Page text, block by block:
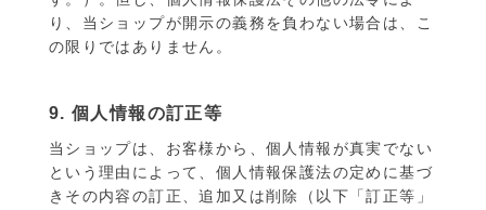
り、当ショップが開示の義務を負わない場合は、こ
の限りではありません。
9. 個人情報の訂正等
当ショップは、お客様から、個人情報が真実でない
という理由によって、個人情報保護法の定めに基づ
きその内容の訂正、追加又は削除（以下「訂正等」